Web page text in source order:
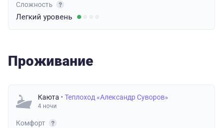
Сложность
Легкий уровень
Проживание
Каюта • Теплоход «Александр Суворов»
4 ночи
Комфорт